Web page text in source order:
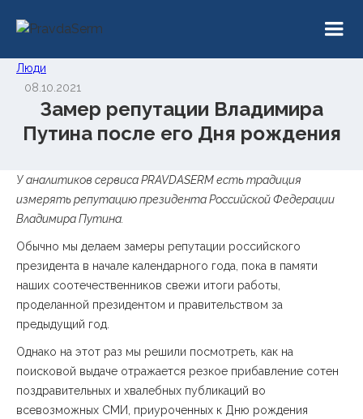
Люди
08.10.2021
Замер репутации Владимира
Путина после его Дня рождения
У аналитиков сервиса PRAVDASERM есть традиция
измерять репутацию президента Российской Федерации
Владимира Путина.
Обычно мы делаем замеры репутации российского
президента в начале календарного года, пока в памяти
наших соотечественников свежи итоги работы,
проделанной президентом и правительством за
предыдущий год.
Однако на этот раз мы решили посмотреть, как на
поисковой выдаче отражается резкое прибавление сотен
поздравительных и хвалебных публикаций во
всевозможных СМИ, приуроченных к Дню рождения